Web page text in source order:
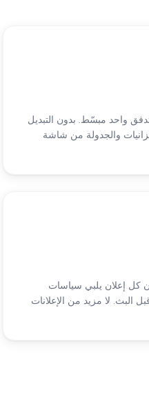
واحد مبسّط. بدون التبديل
والجدولة من شاشة
كل إعلان يلبي سياسات
البث. لا مزيد من الإعلانات